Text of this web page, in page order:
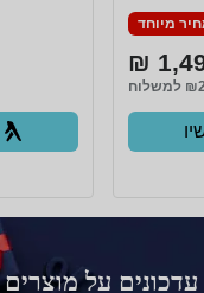
מיוחד
על מוצרים